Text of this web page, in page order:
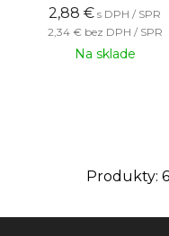
2,88 € s DPH / SPR
2,34 € bez DPH / SPR
Na sklade
Produkty: 6